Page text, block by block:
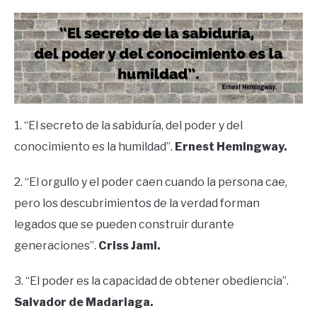
1. “El secreto de la sabiduría, del poder y del
conocimiento es la humildad”. Ernest Hemingway.
2. “El orgullo y el poder caen cuando la persona cae,
pero los descubrimientos de la verdad forman
legados que se pueden construir durante
generaciones”. Criss Jami.
3. “El poder es la capacidad de obtener obediencia”.
Salvador de Madariaga.